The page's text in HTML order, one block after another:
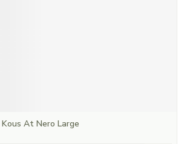
At Nero Large